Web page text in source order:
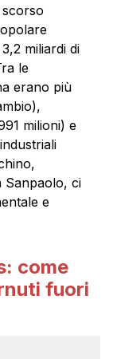
scorso
miliardi di
le
erano più
milioni) e
Sanpaolo, ci
e
come
fuori